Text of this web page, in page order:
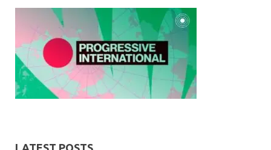
LATEST POSTS